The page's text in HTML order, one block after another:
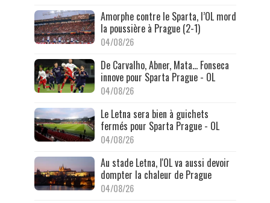
Amorphe contre le Sparta, l’OL mord
la poussière à Prague (2-1)
04/08/26
De Carvalho, Abner, Mata… Fonseca
innove pour Sparta Prague - OL
04/08/26
Le Letna sera bien à guichets
fermés pour Sparta Prague - OL
04/08/26
Au stade Letna, l'OL va aussi devoir
dompter la chaleur de Prague
04/08/26